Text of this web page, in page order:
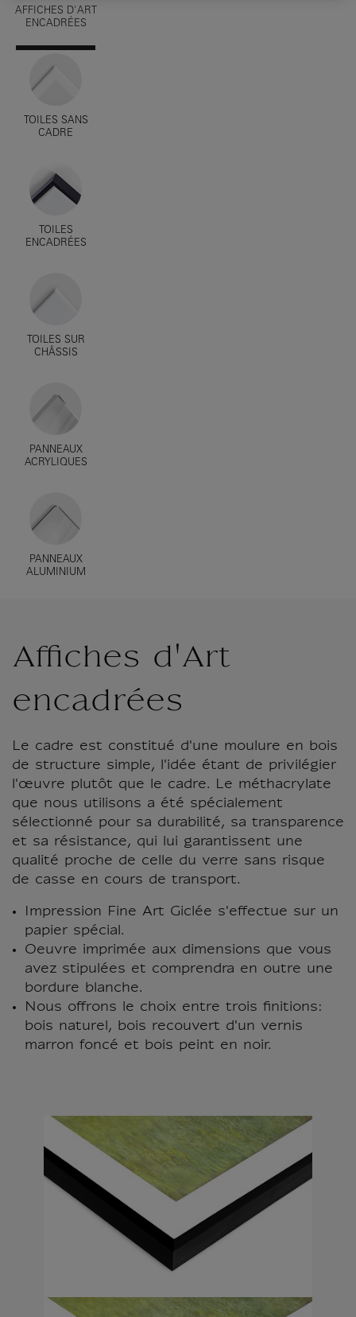
AFFICHES D'ART
ENCADRÉES
TOILES SANS
CADRE
TOILES
ENCADRÉES
TOILES SUR
CHÂSSIS
PANNEAUX
ACRYLIQUES
PANNEAUX
ALUMINIUM
Affiches d'Art
encadrées
Le cadre est constitué d'une moulure en bois
de structure simple, l'idée étant de privilégier
l'œuvre plutôt que le cadre. Le méthacrylate
que nous utilisons a été spécialement
sélectionné pour sa durabilité, sa transparence
et sa résistance, qui lui garantissent une
qualité proche de celle du verre sans risque
de casse en cours de transport.
Impression Fine Art Giclée s'effectue sur un
papier spécial.
Oeuvre imprimée aux dimensions que vous
avez stipulées et comprendra en outre une
bordure blanche.
Nous offrons le choix entre trois finitions:
bois naturel, bois recouvert d'un vernis
marron foncé et bois peint en noir.